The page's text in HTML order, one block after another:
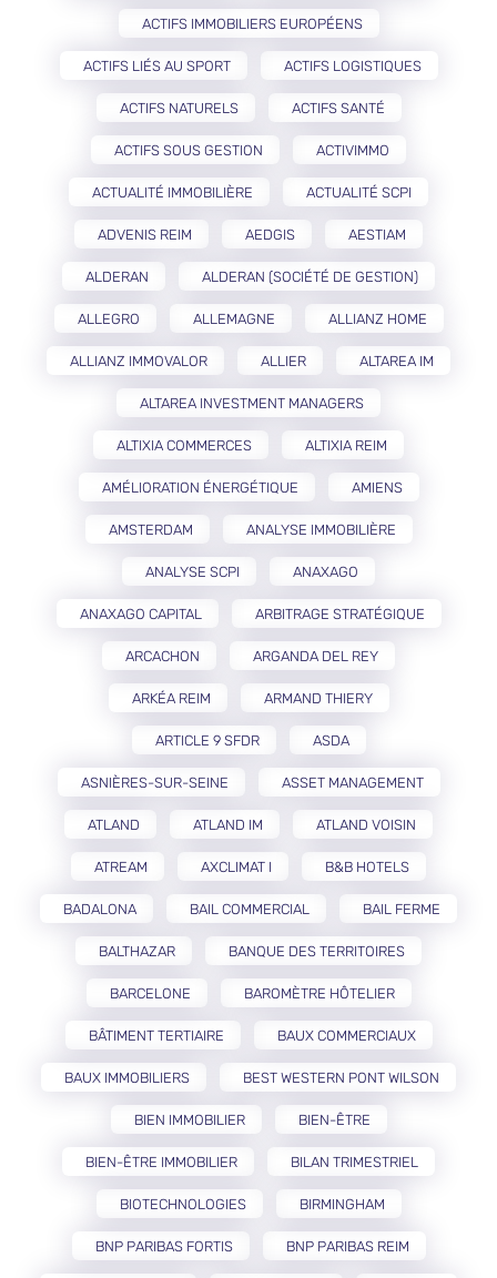
ACTIFS IMMOBILIERS EUROPÉENS
ACTIFS LIÉS AU SPORT ACTIFS LOGISTIQUES
ACTIFS NATURELS ACTIFS SANTÉ
ACTIFS SOUS GESTION ACTIVIMMO
ACTUALITÉ IMMOBILIÈRE ACTUALITÉ SCPI
ADVENIS REIM AEDGIS AESTIAM
ALDERAN ALDERAN (SOCIÉTÉ DE GESTION)
ALLEGRO ALLEMAGNE ALLIANZ HOME
ALLIANZ IMMOVALOR ALLIER ALTAREA IM
ALTAREA INVESTMENT MANAGERS
ALTIXIA COMMERCES ALTIXIA REIM
AMÉLIORATION ÉNERGÉTIQUE AMIENS
AMSTERDAM ANALYSE IMMOBILIÈRE
ANALYSE SCPI ANAXAGO
ANAXAGO CAPITAL ARBITRAGE STRATÉGIQUE
ARCACHON ARGANDA DEL REY
ARKÉA REIM ARMAND THIERY
ARTICLE 9 SFDR ASDA
ASNIÈRES-SUR-SEINE ASSET MANAGEMENT
ATLAND ATLAND IM ATLAND VOISIN
ATREAM AXCLIMAT I B&B HOTELS
BADALONA BAIL COMMERCIAL BAIL FERME
BALTHAZAR BANQUE DES TERRITOIRES
BARCELONE BAROMÈTRE HÔTELIER
BÂTIMENT TERTIAIRE BAUX COMMERCIAUX
BAUX IMMOBILIERS BEST WESTERN PONT WILSON
BIEN IMMOBILIER BIEN-ÊTRE
BIEN-ÊTRE IMMOBILIER BILAN TRIMESTRIEL
BIOTECHNOLOGIES BIRMINGHAM
BNP PARIBAS FORTIS BNP PARIBAS REIM